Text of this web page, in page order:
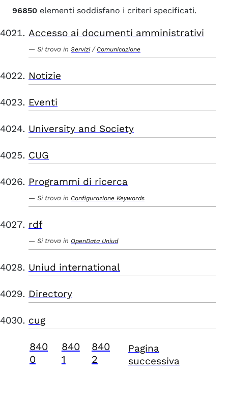
96850 elementi soddisfano i criteri specificati.
Accesso ai documenti amministrativi
Si trova in Servizi / Comunicazione
Notizie
Eventi
University and Society
CUG
Programmi di ricerca
Si trova in Configurazione Keywords
rdf
Si trova in OpenData Uniud
Uniud international
Directory
cug
840
0
840
1
840
2
Pagina
successiva